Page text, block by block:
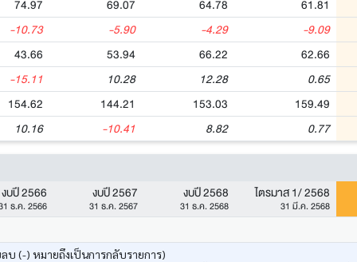
74.97 69.07 64.78 61.81
-10.73 -5.90 -4.29 -9.09
43.66 53.94 66.22 62.66
-15.11 10.28 12.28 0.65
154.62 144.21 153.03 159.49
10.16 -10.41 8.82 0.77
งบปี 2566
ธ.ค. 2566
งบปี 2567
31 ธ.ค. 2567
งบปี 2568
31 ธ.ค. 2568
ไตรมาส 1/ 2568
31 มี.ค. 2568
บ (-) หมายถึงเป็นการกลับรายการ)